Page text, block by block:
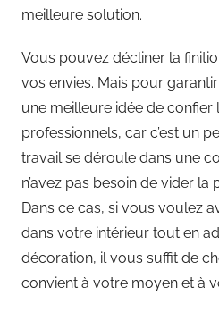
meilleure solution.
Vous pouvez décliner la
vos envies. Mais pour
une meilleure idée de confier
professionnels, car c’est un
travail se déroule dans une
n’avez pas besoin de vider la
Dans ce cas, si vous voulez
dans votre intérieur tout en
décoration, il vous suffit de
convient à votre moyen et à